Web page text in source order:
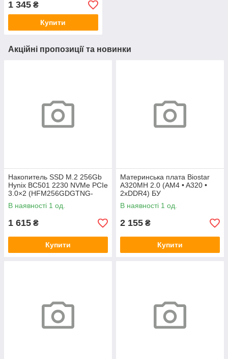
1 345 ₴
Купити
Акційні пропозиції та новинки
Накопитель SSD M.2 256Gb
Hynix BC501 2230 NVMe PCIe
3.0×2 (HFM256GDGTNG-
83A0A) 800/1600 БУ
В наявності 1 од.
1 615 ₴
Купити
Материнська плата Biostar
A320MH 2.0 (AM4 • A320 •
2xDDR4) БУ
В наявності 1 од.
2 155 ₴
Купити